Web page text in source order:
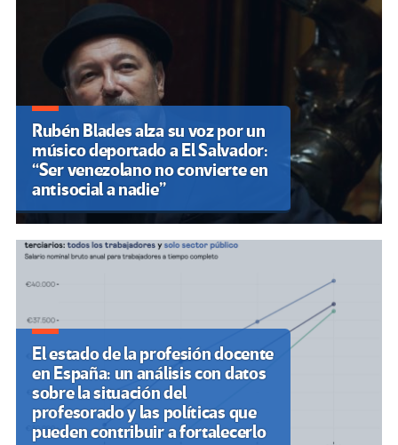
Rubén Blades alza su voz por un
músico deportado a El Salvador:
“Ser venezolano no convierte en
antisocial a nadie”
El estado de la profesión docente
en España: un análisis con datos
sobre la situación del
profesorado y las políticas que
pueden contribuir a fortalecerlo